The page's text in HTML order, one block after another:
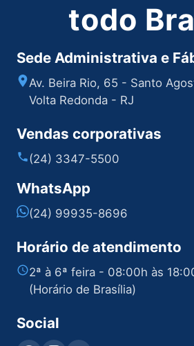
todo
Sede Administrativa e
Av. Beira Rio, 65 - Santo
Volta Redonda - RJ
Vendas corporativas
(24) 3347-5500
WhatsApp
(24) 99935-8696
Horário de atendimento
2ª à 6ª feira - 08:00h às
(Horário de Brasília)
Social